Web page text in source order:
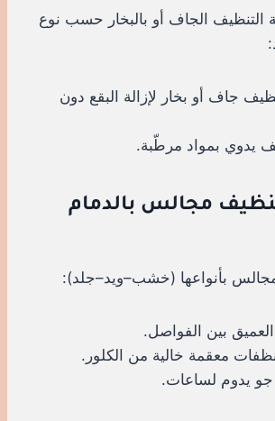
التنظيف الجاف أو بالبخار حسب نوع
جاف أو بخار لإزالة البقع دون
يدوي بمواد مرطّبة.
تنظيف مجالس بالدمام
بأنواعها (خشب–ويد–جلد):
العميق بين الفواصل.
معقمة خالية من الكلور.
يدوم لساعات.